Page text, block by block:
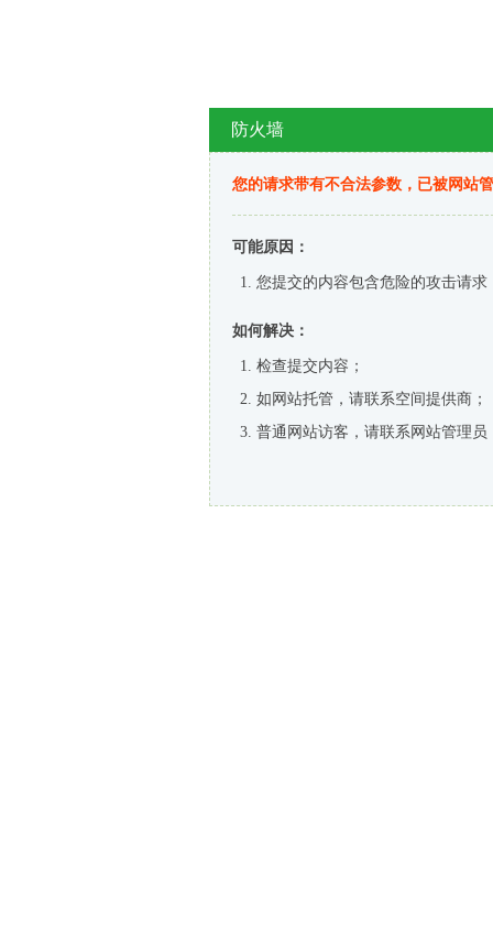
防火墙
您的请求带有不合法参数，已被网站
可能原因：
您提交的内容包含危险的攻击请求
如何解决：
检查提交内容；
如网站托管，请联系空间提供商；
普通网站访客，请联系网站管理员